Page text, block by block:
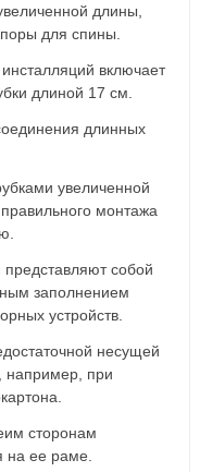
длины,
для спины.
включает
длиной 17 см.
длинных
увеличенной
монтажа
собой
заполнением
устройств.
несущей
например, при
сторонам
на ее раме.